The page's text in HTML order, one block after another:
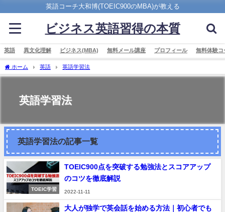
英語コーチ大和博(TOEIC900のMBA)が教える
ビジネス英語習得の本質
英語 異文化理解 ビジネス(MBA) 無料メール講座 プロフィール 無料体験コ
ホーム 英語 英語学習法
英語学習法
英語学習法の記事一覧
TOEIC学習
TOEIC900点を突破する勉強法とスコアアップ
のコツを徹底解説
2022-11-11
大人が独学で英会話を始める方法｜初心者でも